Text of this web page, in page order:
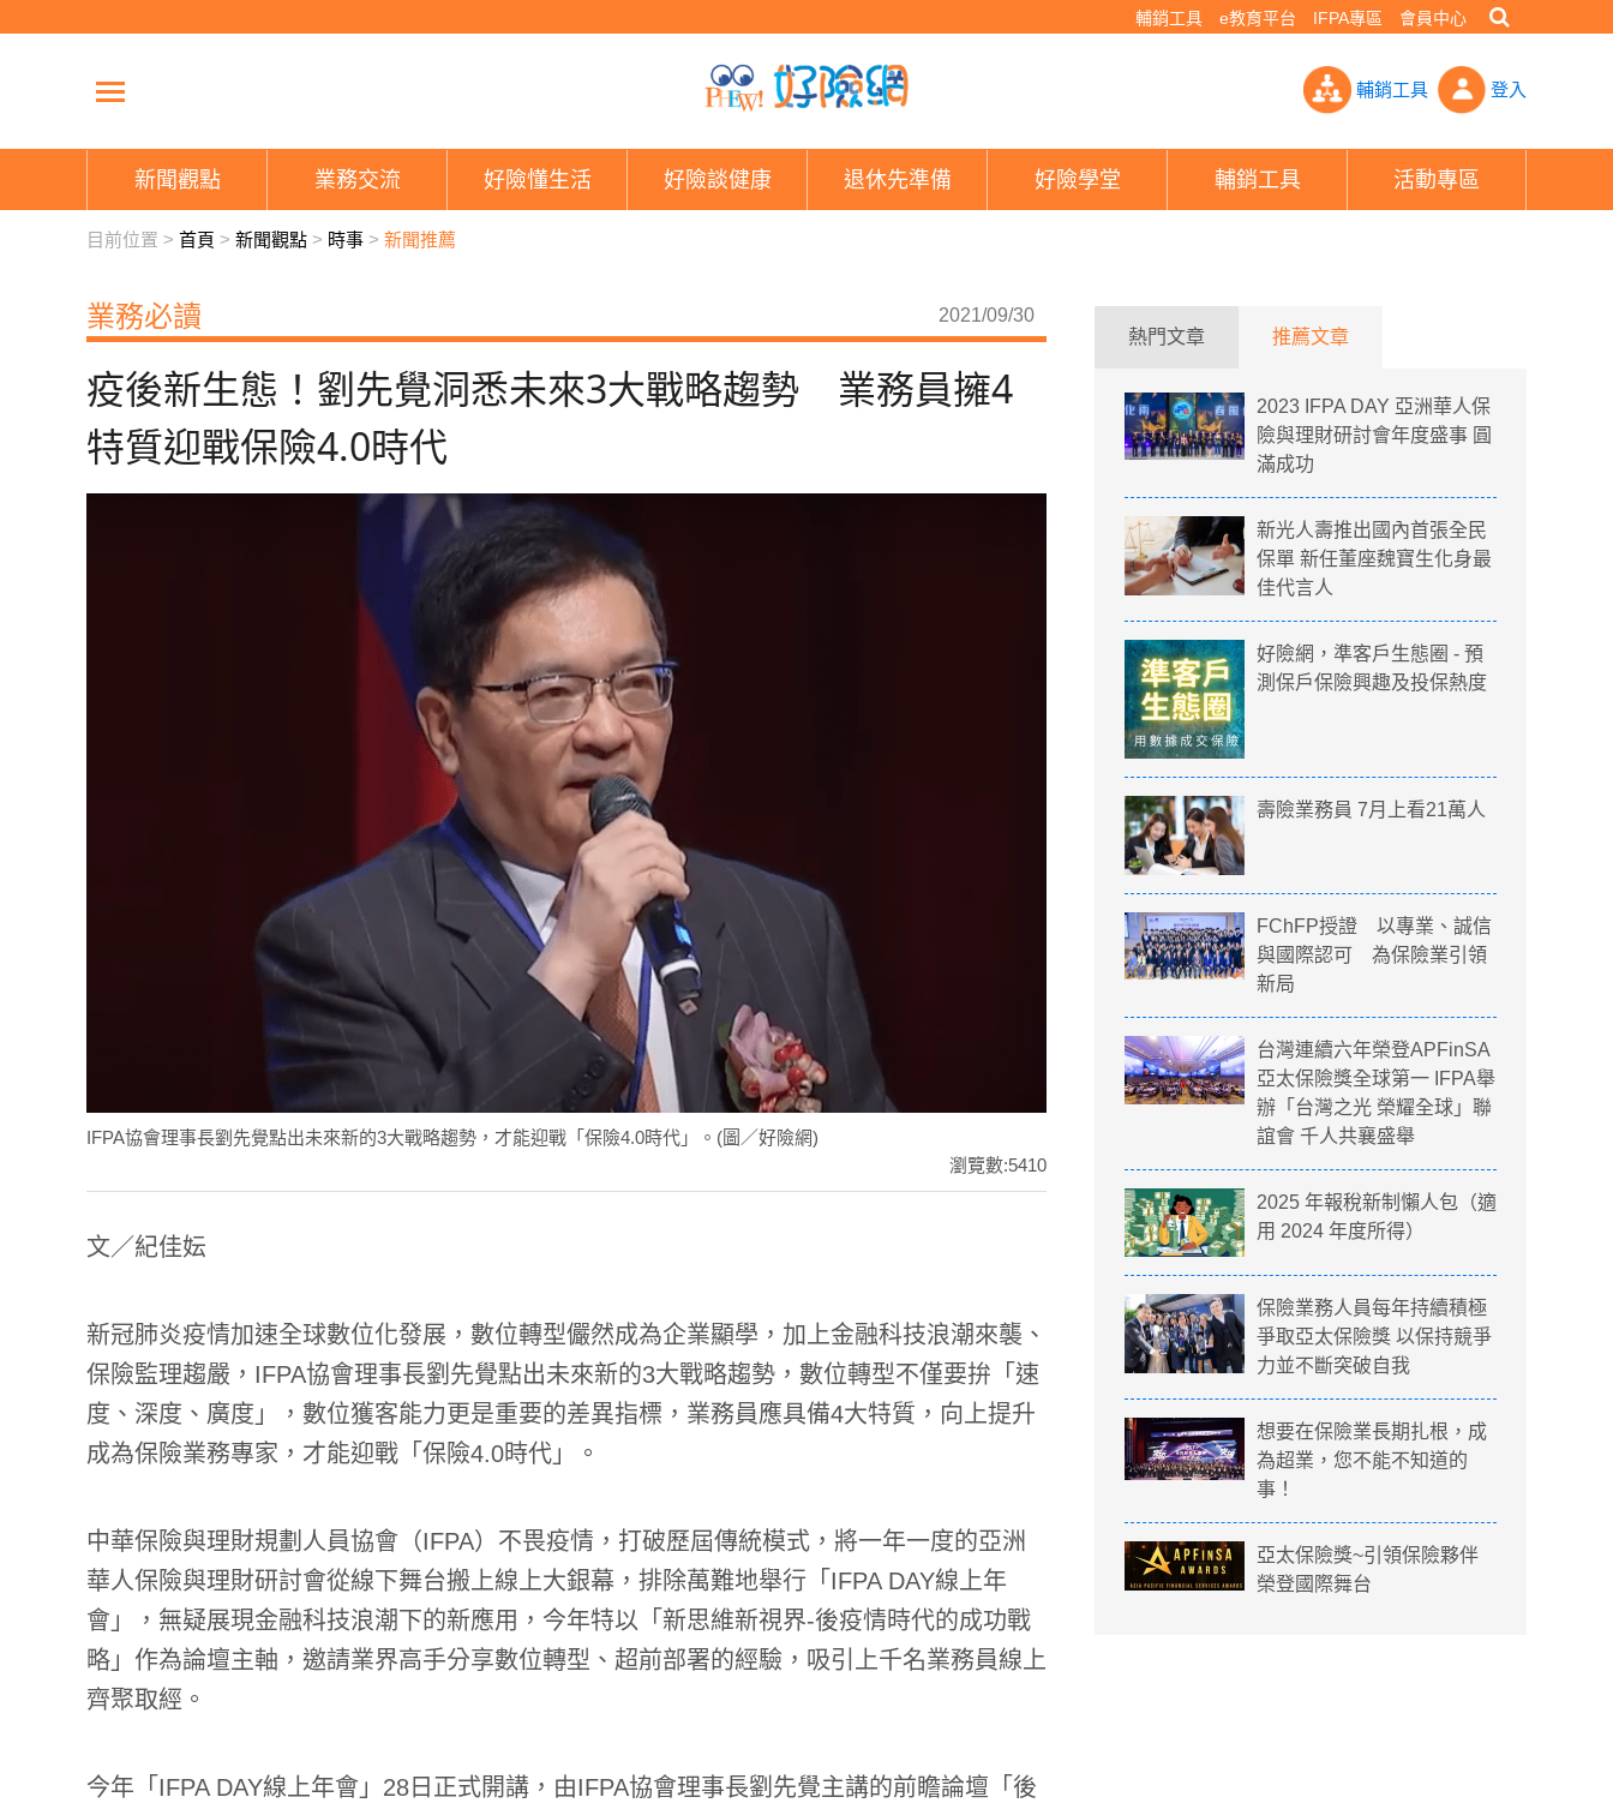
輔銷工具 e教育平台 IFPA專區 會員中心
疫後新生態！劉先覺洞悉未來3大戰略趨勢 業務員擁4特質迎戰保險4.0時代- PHEW!好
輔銷工具 登入
新聞觀點 業務交流 好險懂生活 好險談健康 退休先準備 好險學堂 輔銷工具 活動專區
目前位置 > 首頁 > 新聞觀點 > 時事 > 新聞推薦
業務必讀 2021/09/30
疫後新生態！劉先覺洞悉未來3大戰略趨勢 業務員擁4
特質迎戰保險4.0時代
IFPA協會理事長劉先覺點出未來新的3大戰略趨勢，才能迎戰「保險4.0時代」。(圖／好險網)
瀏覽數:5410
文／紀佳妘
新冠肺炎疫情加速全球數位化發展，數位轉型儼然成為企業顯學，加上金融科技浪潮來襲、
保險監理趨嚴，IFPA協會理事長劉先覺點出未來新的3大戰略趨勢，數位轉型不僅要拚「速
度、深度、廣度」，數位獲客能力更是重要的差異指標，業務員應具備4大特質，向上提升
成為保險業務專家，才能迎戰「保險4.0時代」。
中華保險與理財規劃人員協會（IFPA）不畏疫情，打破歷屆傳統模式，將一年一度的亞洲
華人保險與理財研討會從線下舞台搬上線上大銀幕，排除萬難地舉行「IFPA DAY線上年
會」，無疑展現金融科技浪潮下的新應用，今年特以「新思維新視界-後疫情時代的成功戰
略」作為論壇主軸，邀請業界高手分享數位轉型、超前部署的經驗，吸引上千名業務員線上
齊聚取經。
今年「IFPA DAY線上年會」28日正式開講，由IFPA協會理事長劉先覺主講的前瞻論壇「後
熱門文章 推薦文章
2023 IFPA DAY 亞洲華人保
險與理財研討會年度盛事 圓
滿成功
新光人壽推出國內首張全民
保單 新任董座魏寶生化身最
佳代言人
好險網，準客戶生態圈 - 預
測保戶保險興趣及投保熱度
壽險業務員 7月上看21萬人
FChFP授證 以專業、誠信
與國際認可 為保險業引領
新局
台灣連續六年榮登APFinSA
亞太保險獎全球第一 IFPA舉
辦「台灣之光 榮耀全球」聯
誼會 千人共襄盛舉
2025 年報稅新制懶人包（適
用 2024 年度所得）
保險業務人員每年持續積極
爭取亞太保險獎 以保持競爭
力並不斷突破自我
想要在保險業長期扎根，成
為超業，您不能不知道的
事！
亞太保險獎~引領保險夥伴
榮登國際舞台